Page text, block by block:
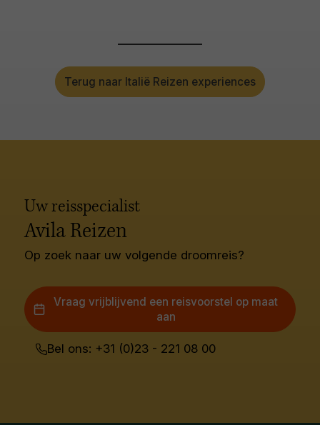
Terug naar Italië Reizen experiences
Uw reisspecialist
Avila Reizen
Op zoek naar uw volgende droomreis?
Vraag vrijblijvend een reisvoorstel op maat
aan
Bel ons: +31 (0)23 - 221 08 00